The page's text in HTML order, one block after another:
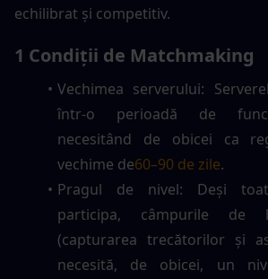
echilibrat și competitiv.
1 Condiții de Matchmaking
Vechimea serverului:
într-o perioadă de
necesitând de obicei ca
vechime de60–90 de zile.
Pragul de nivel: Deși
participa, câmpurile de
(capturarea trecătorilor și
necesită, de obicei, un